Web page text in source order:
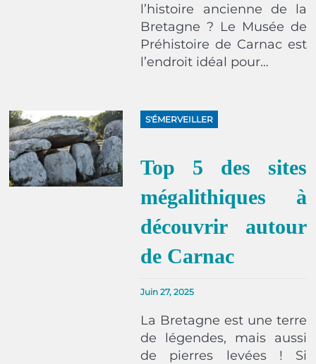
l’histoire ancienne de la
Bretagne ? Le Musée de
Préhistoire de Carnac est
l’endroit idéal pour…
S'ÉMERVEILLER
Top 5 des sites
mégalithiques à
découvrir autour
de Carnac
Juin 27, 2025
La Bretagne est une terre
de légendes, mais aussi
de pierres levées ! Si